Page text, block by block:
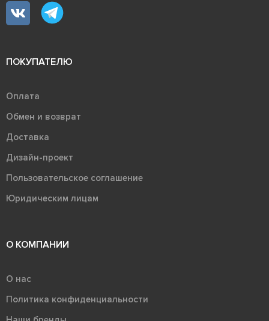
ПОКУПАТЕЛЮ
Оплата
Обмен и возврат
Доставка
Дизайн-проект
Пользовательское соглашение
Юридическим лицам
О КОМПАНИИ
О нас
Политика конфиденциальности